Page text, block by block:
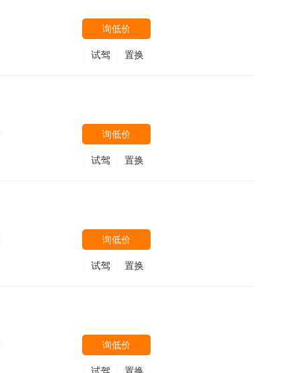
询低价
置换
试驾
询低价
置换
试驾
询低价
置换
试驾
询低价